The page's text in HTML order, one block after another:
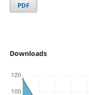
PDF
Downloads